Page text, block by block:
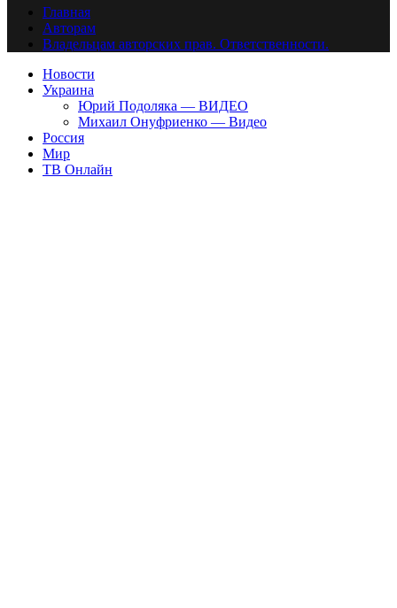
Главная
Авторам
Владельцам авторских прав. Ответственности.
Новости
Украина
Юрий Подоляка — ВИДЕО
Михаил Онуфриенко — Видео
Россия
Мир
ТВ Онлайн